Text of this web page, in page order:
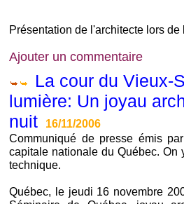
Présentation de l'architecte lors
Ajouter un commentaire
La cour du Vieux-
lumière: Un joyau
nuit
16/11/2006
Communiqué de presse émis
capitale nationale du Québec. On
technique.
Québec, le jeudi 16 novembre